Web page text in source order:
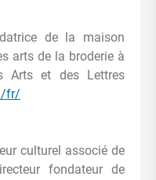
de la maison
arts de la broderie à
Arts et des Lettres
fr/
culturel associé de
fondateur de